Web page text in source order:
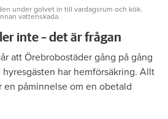
under golvet in till vardagsrum och kök.
vattenskada.
inte – det är frågan
att Örebrobostäder gång på gång
har hemförsäkring. Allt
en påminnelse om en obetald